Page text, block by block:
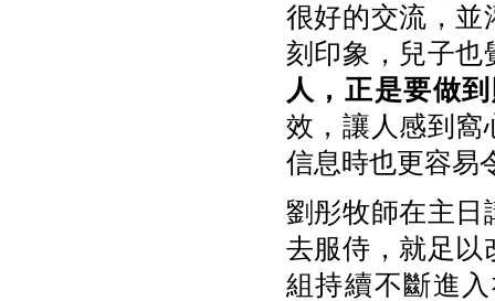
很好的交流，並
刻印象，兒子也
人 ，正是要做
效，讓人感到窩
信息時也更容易
劉彤牧師在主日
去服侍，就足以
組持續不斷進